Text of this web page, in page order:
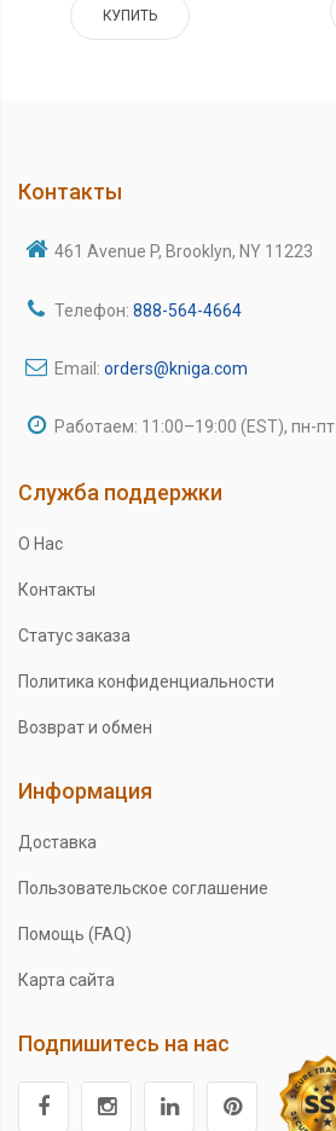
КУПИТЬ
Контакты
461 Avenue P, Brooklyn, NY 11223
Телефон: 888-564-4664
Email: orders@kniga.com
Работаем: 11:00–19:00 (EST), пн-пт
Служба поддержки
О Нас
Контакты
Статус заказа
Политика конфиденциальности
Возврат и обмен
Информация
Доставка
Пользовательское соглашение
Помощь (FAQ)
Карта сайта
Подпишитесь на нас